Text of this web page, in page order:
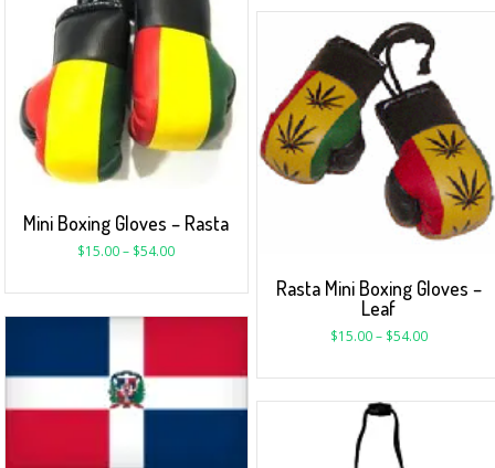
Mini Boxing Gloves – Rasta
$15.00– $54.00
Rasta Mini Boxing Gloves –
Leaf
$15.00– $54.00